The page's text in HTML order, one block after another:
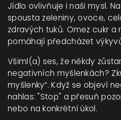
Jídlo ovlivňuje i naši mysl.
spousta zeleniny, ovoce,
zdravých tuků. Omez cukr
pomáhají předcházet
Všiml(a) ses, že někdy
negativních myšlenkách?
myšlenky“. Když se objeví
nahlas: "Stop" a přesuň
nebo na konkrétní úkol.